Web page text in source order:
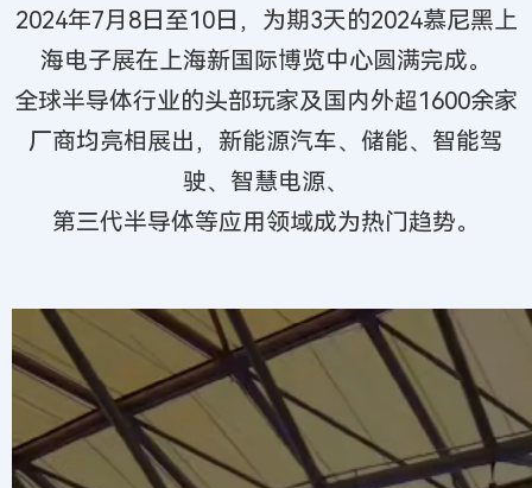
2024年7月8日至10日，为期3天的2024慕尼黑上
海电子展在上海新国际博览中心圆满完成。
全球半导体行业的头部玩家及国内外超1600余家
厂商均亮相展出，新能源汽车、储能、智能驾
驶、智慧电源、
第三代半导体等应用领域成为热门趋势。